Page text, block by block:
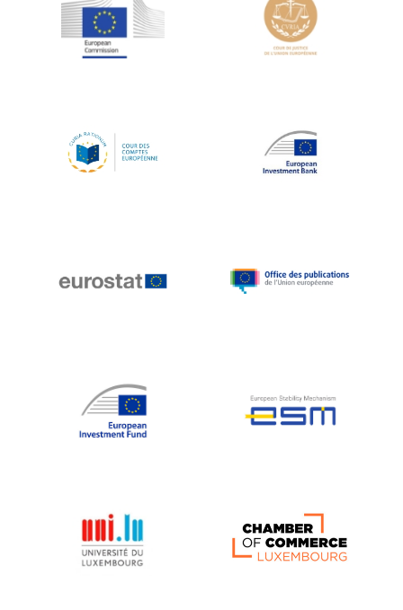
Jean-Louis Schiltz
Jean-Victor Louis
Johnny Åkerholm
Katharien L.C. Hunt
Klaus-Heiner Lehne
Koen LENAERTS
Lars Heikensten
Lucas Papademos
Máire Geoghegan-Quinn